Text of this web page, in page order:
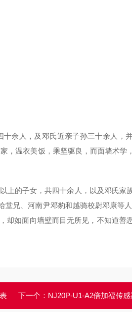
余人，及邓氏近亲子孙三十余人，
，温衣美饭，乘坚驱良，而面墙术学
的子女，共四十余人，以及邓氏家
兄、河南尹邓豹和越骑校尉邓康等
却如面向墙壁而目无所见，不知道善
下一个： NJ20P-U1-A2倍加福传感器